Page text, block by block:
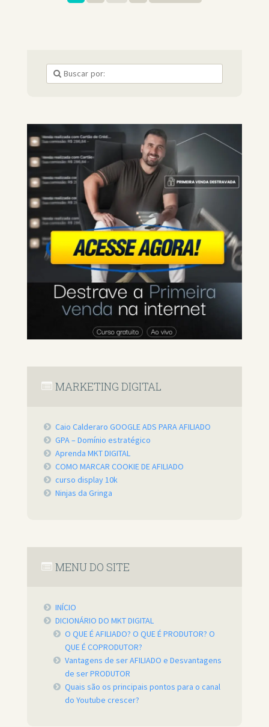
MARKETING DIGITAL
Caio Calderaro GOOGLE ADS PARA AFILIADO
GPA – Domínio estratégico
Aprenda MKT DIGITAL
COMO MARCAR COOKIE DE AFILIADO
curso display 10k
Ninjas da Gringa
MENU DO SITE
INÍCIO
DICIONÁRIO DO MKT DIGITAL
O QUE É AFILIADO? O QUE É PRODUTOR? O
QUE É COPRODUTOR?
Vantagens de ser AFILIADO e Desvantagens
de ser PRODUTOR
Quais são os principais pontos para o canal
do Youtube crescer?